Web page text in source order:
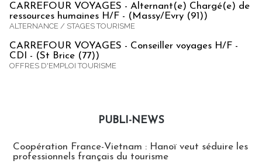
CARREFOUR VOYAGES - Alternant(e) Chargé(e) de
ressources humaines H/F - (Massy/Evry (91))
ALTERNANCE / STAGES TOURISME
CARREFOUR VOYAGES - Conseiller voyages H/F -
CDI - (St Brice (77))
OFFRES D'EMPLOI TOURISME
PUBLI-NEWS
Coopération France-Vietnam : Hanoï veut séduire les
professionnels français du tourisme